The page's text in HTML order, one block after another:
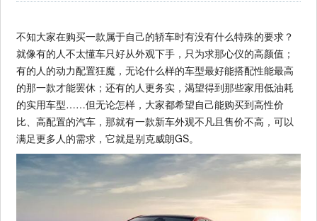
不知大家在购买一款属于自己的轿车时有没有什么特殊的要求？
就像有的人不太懂车只好从外观下手，只为求那心仪的高颜值；
有的人的动力配置狂魔，无论什么样的车型最好能搭配性能最高
的那一款才能罢休；还有的人更务实，渴望得到那些家用低油耗
的实用车型……但无论怎样，大家都希望自己能购买到高性价
比、高配置的汽车，那就有一款新车外观不凡且售价不高，可以
满足更多人的需求，它就是别克威朗GS。